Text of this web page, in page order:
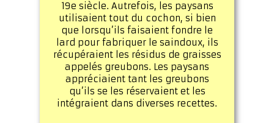
19e siècle. Autrefois, les paysans
utilisaient tout du cochon, si bien
que lorsqu’ils faisaient fondre le
lard pour fabriquer le saindoux, ils
récupéraient les résidus de graisses
appelés greubons. Les paysans
appréciaient tant les greubons
qu’ils se les réservaient et les
intégraient dans diverses recettes.